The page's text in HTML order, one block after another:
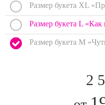
Размер букета XL
Размер букета L «Как
Размер букета M
2